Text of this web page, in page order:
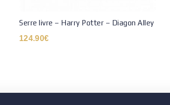
Serre livre – Harry Potter – Diagon Alley
124.90€